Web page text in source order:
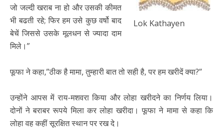
Lok Kathayen
जो जल्दी खराब ना हो और उसकी कीमत
भी बढती रहे; फिर हम उसे कुछ वर्षो बाद
बेचें जिससे उसके मूलधन से ज्यादा दाम
मिले।”
फूफा ने कहा,”ठीक है मामा, तुम्हारी बात तो सही है, पर हम खरीदें क्या?”
उन्होंने आपस में राय-मशवरा किया और लोहा खरीदने का निर्णय लिया।
दोनों ने बराबर रूपये मिला कर लोहा खरीदा। फूफा ने मामा से कहा कि
लोहा वह कहीं सूरक्षित स्थान पर रख दे।